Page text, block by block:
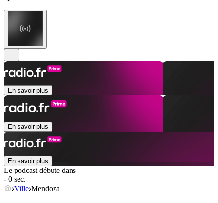
En savoir plus
En savoir plus
En savoir plus
Le podcast débute dans
- 0 sec.
Ville Mendoza